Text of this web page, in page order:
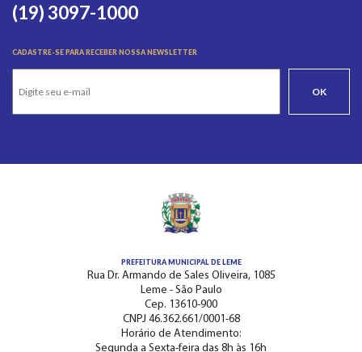
(19) 3097-1000
CADASTRE-SE PARA RECEBER NOSSA NEWSLETTER
OK
PREFEITURA MUNICIPAL DE LEME
Rua Dr. Armando de Sales Oliveira, 1085
Leme - São Paulo
Cep. 13610-900
CNPJ 46.362.661/0001-68
Horário de Atendimento:
Segunda a Sexta-feira das 8h às 16h